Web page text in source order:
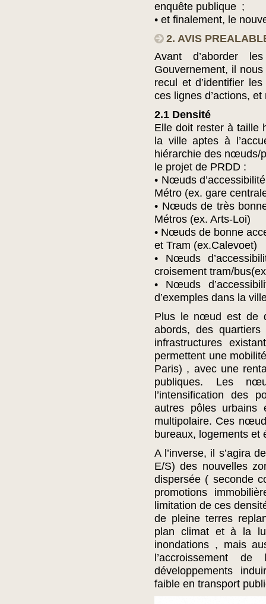
enquête publique ;
• et finalement, le
2. AVIS
Avant d’aborder
Gouvernement, il
recul et d’identifier
ces lignes d’actions,
2.1 Densité
Elle doit rester à taille
la ville aptes à
hiérarchie des nœuds/
le projet de PRDD :
• Nœuds
Métro (ex. gare
• Nœuds de très
Métros (ex. Arts-Loi)
• Nœuds de bonne
et Tram (ex.Calevoet)
• Nœuds
croisement tram/
• Nœuds
d’exemples dans la
Plus le nœud est de
abords, des
infrastructures
permettent une
Paris) , avec une
publiques. Les
l’intensification des
autres pôles urbains
multipolaire. Ces
bureaux, logements et
A l’inverse, il s’agira
E/S) des nouvelles
dispersée ( seconde
promotions
limitation de ces
de pleine terres
plan climat et à la
inondations , mais
l’accroissement
développements
faible en transport